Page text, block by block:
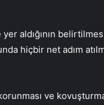
aldığının
hiçbir net adım
ve